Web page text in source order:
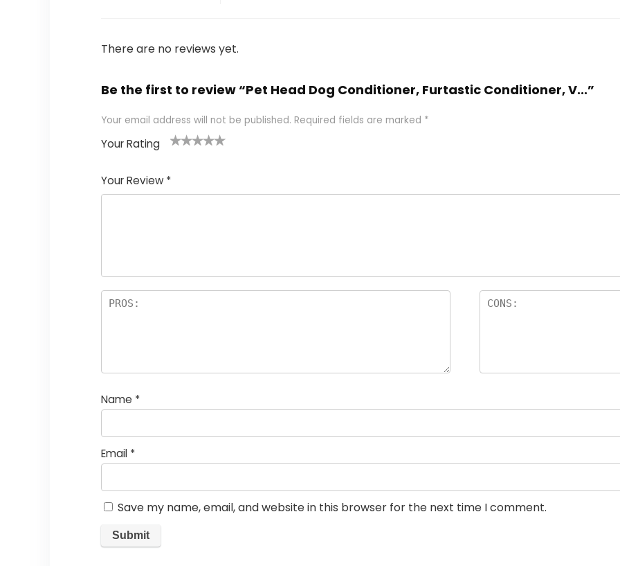
There are no reviews yet.
Be the first to review “Pet Head Dog Conditioner, Furtastic Conditioner, V...”
Your email address will not be published. Required fields are marked *
Your Rating
of
5
5
star
stars
stars
stars
Your Review *
Name *
Email *
Save my name, email, and website in this browser for the next time I comment.